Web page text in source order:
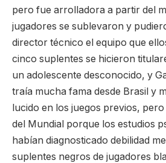
pero fue arrolladora a partir del
jugadores se sublevaron y
director técnico el equipo que
cinco suplentes se hicieron
un adolescente desconocido, y
traía mucha fama desde Brasil y
lucido en los juegos previos,
del Mundial porque los estudios
habían diagnosticado debilidad
suplentes negros de jugadores